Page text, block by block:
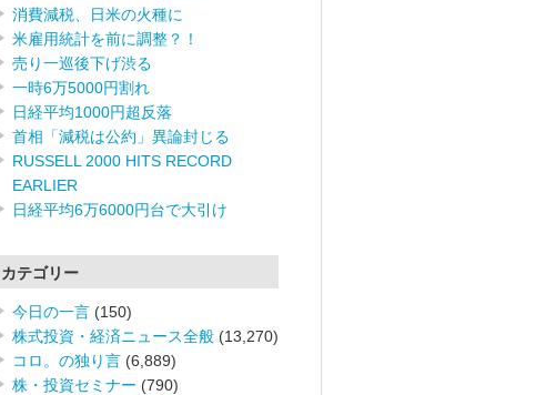
消費減税、日米の火種に
米雇用統計を前に調整？！
売り一巡後下げ渋る
一時6万5000円割れ
日経平均1000円超反落
首相「減税は公約」異論封じる
RUSSELL 2000 HITS RECORD
EARLIER
日経平均6万6000円台で大引け
カテゴリー
今日の一言 (150)
株式投資・経済ニュース全般 (13,270)
コロ。の独り言 (6,889)
株・投資セミナー (790)